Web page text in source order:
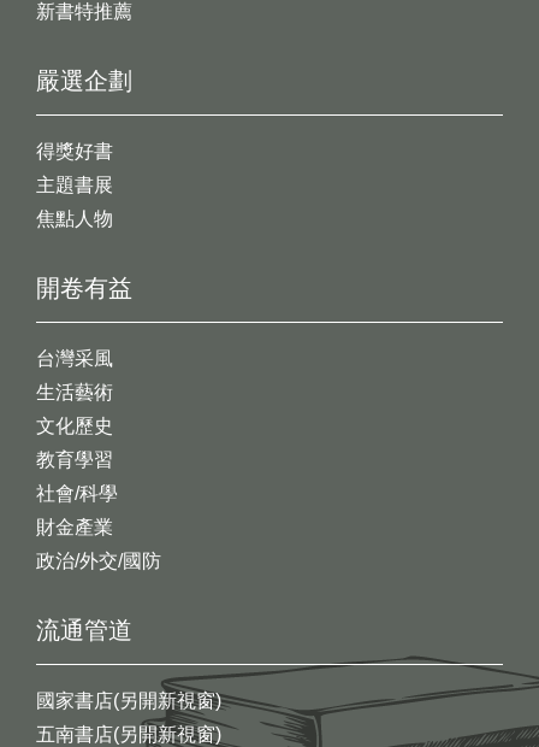
新書特推薦
開卷有益
台灣采風
生活藝術
文化歷史
教育學習
社會/科學
財金產業
政治/外交/國防
嚴選企劃
得獎好書
主題書展
焦點人物
流通管道
國家書店(另開新視窗)
五南書店(另開新視窗)